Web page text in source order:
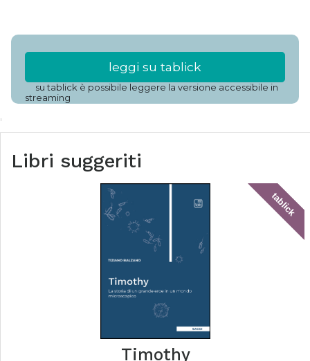
leggi su tablick
su tablick è possibile leggere la versione accessibile in
streaming
Libri suggeriti
tablick
Timothy